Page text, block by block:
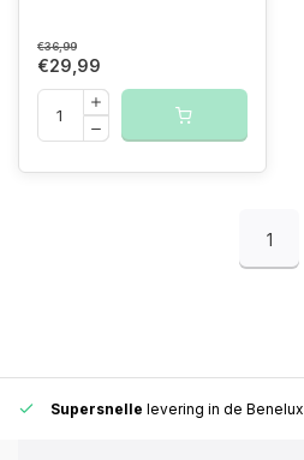
€36,99
€29,99
1
Supersnelle levering in de Benelux